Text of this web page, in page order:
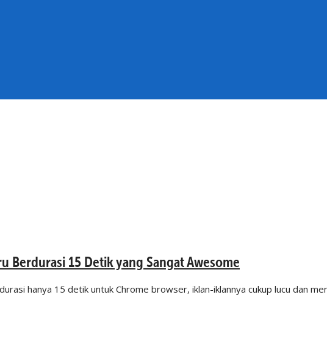
15 Detik yang Sangat Awesome
hanya 15 detik untuk Chrome browser, iklan-iklannya cukup lucu dan